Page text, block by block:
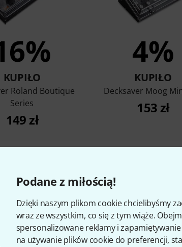
Podane z miłością!
Dzięki naszym plikom cookie chcielibyśmy
wraz ze wszystkim, co się z tym wiąże.
spersonalizowane reklamy i
na używanie plików cookie do preferencji,
KUPIŁO
Roland Boutique
Series
149 zł
4%
KUPIŁO
Decksaver Moog
153 zł